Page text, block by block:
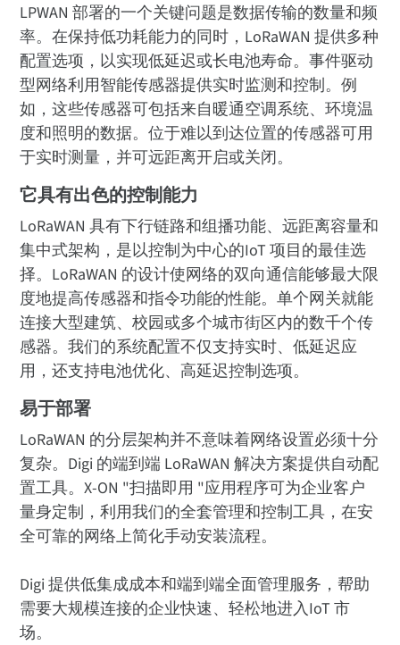
LPWAN 部署的一个关键问题是数据传输的数量和频
率。在保持低功耗能力的同时，LoRaWAN 提供多种
配置选项，以实现低延迟或长电池寿命。事件驱动
型网络利用智能传感器提供实时监测和控制。例
如，这些传感器可包括来自暖通空调系统、环境温
度和照明的数据。位于难以到达位置的传感器可用
于实时测量，并可远距离开启或关闭。
它具有出色的控制能力
LoRaWAN 具有下行链路和组播功能、远距离容量和
集中式架构，是以控制为中心的IoT 项目的最佳选
择。LoRaWAN 的设计使网络的双向通信能够最大限
度地提高传感器和指令功能的性能。单个网关就能
连接大型建筑、校园或多个城市街区内的数千个传
感器。我们的系统配置不仅支持实时、低延迟应
用，还支持电池优化、高延迟控制选项。
易于部署
LoRaWAN 的分层架构并不意味着网络设置必须十分
复杂。Digi 的端到端 LoRaWAN 解决方案提供自动配
置工具。X-ON "扫描即用 "应用程序可为企业客户
量身定制，利用我们的全套管理和控制工具，在安
全可靠的网络上简化手动安装流程。
Digi 提供低集成成本和端到端全面管理服务，帮助
需要大规模连接的企业快速、轻松地进入IoT 市
场。